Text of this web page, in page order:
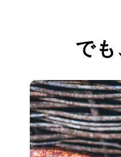
でも